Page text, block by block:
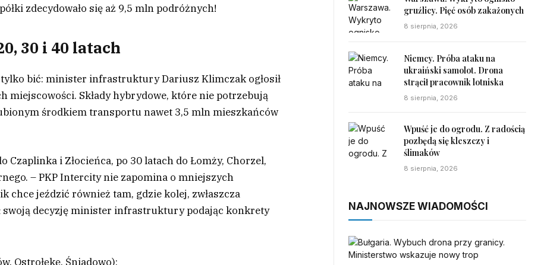
zdecydowało się aż 9,5 mln podróżnych!
30 i 40 latach
bić: minister infrastruktury Dariusz Klimczak ogłosił
Składy hybrydowe, które nie potrzebują
środkiem transportu nawet 3,5 mln mieszkańców
Czaplinka i Złocieńca, po 30 latach do Łomży, Chorzel,
– PKP Intercity nie zapomina o mniejszych
chce jeździć również tam, gdzie kolej, zwłaszcza
swoją decyzję minister infrastruktury podając konkrety
Ostrołękę, Śniadowo);
gruźlicy. Pięć osób zakażonych
8 sierpnia, 2026
Niemcy. Próba ataku na
ukraiński samolot. Drona
strącił pracownik lotniska
8 sierpnia, 2026
Wpuść je do ogrodu. Z radością
pozbędą się kleszczy i
ślimaków
8 sierpnia, 2026
NAJNOWSZE WIADOMOŚCI